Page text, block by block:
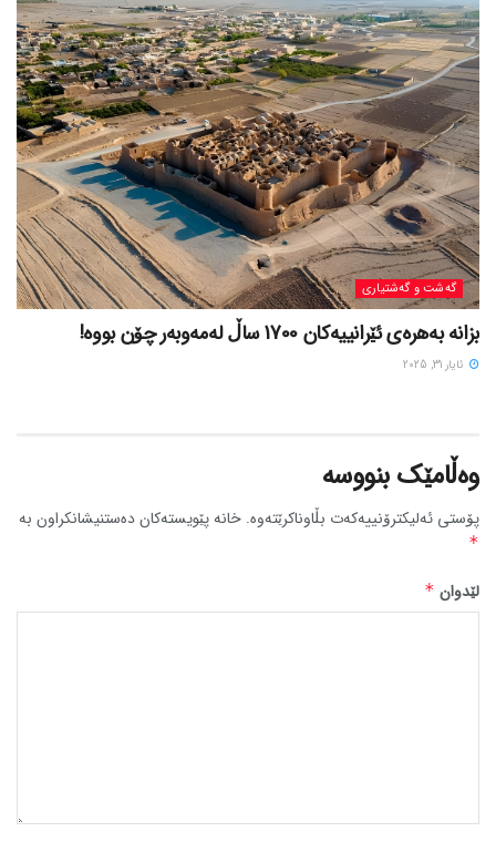
گه‌شت و گه‌شتیاری
بزانه بەهرەی ئێرانییەکان 1700 ساڵ لەمەوبەر چۆن بووه!
ئایار 31, 2025
وەڵامێک بنووسە
پۆستی ئەلیکترۆنییەکەت بڵاوناکرێتەوە. خانە پێویستەکان دەستنیشانکراون بە
*
لێدوان *